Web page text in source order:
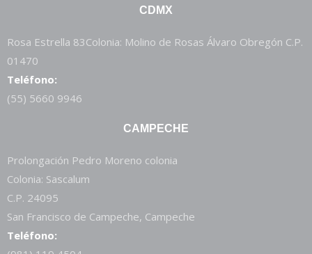
CDMX
Rosa Estrella 83Colonia: Molino de Rosas Álvaro Obregón C.P.
01470
Teléfono:
(55) 5660 9946
CAMPECHE
Prolongación Pedro Moreno colonia
Colonia: Sascalum
C.P. 24095
San Francisco de Campeche, Campeche
Teléfono: